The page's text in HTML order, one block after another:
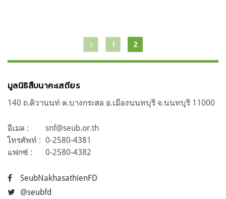
เรื่อง
1 2
มูลนิธิสืบนาคะเสถียร
140 ถ.ติวานนท์ ต.บางกระสอ อ.เมืองนนทบุรี จ.นนทบุรี 11000
อีเมล :
snf@seub.or.th
โทรศัพท์ : 0-2580-4381
แฟกซ์ :
0-2580-4382
SeubNakhasathienFD
@seubfd